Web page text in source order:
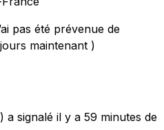
pas été prévenue de
maintenant )
a signalé il y a 59 minutes de